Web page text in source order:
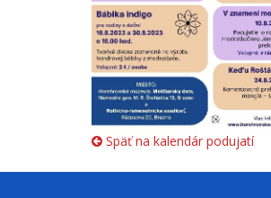
Späť na kalendár podujatí